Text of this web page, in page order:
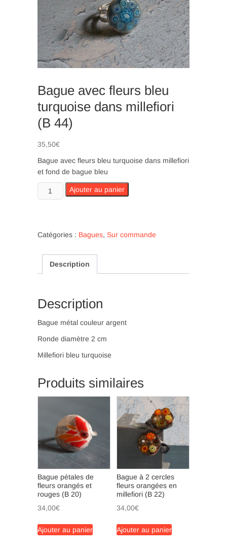
Bague avec fleurs bleu
turquoise dans millefiori
(B 44)
35,50€
Bague avec fleurs bleu turquoise dans millefiori
et fond de bague bleu
quantité
de
fleurs
turquoise
dans
44)
Ajouter au panier
Catégories : Bagues, Sur commande
Description
Description
Bague métal couleur argent
Ronde diamètre 2 cm
Millefiori bleu turquoise
Produits similaires
Bague pétales de
fleurs orangés et
rouges (B 20)
34,00€
Ajouter au panier
Bague à 2 cercles
fleurs orangées en
millefiori (B 22)
34,00€
Ajouter au panier